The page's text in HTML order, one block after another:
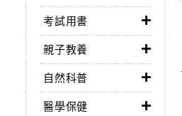
考試用書
親子教養
自然科普
醫學保健